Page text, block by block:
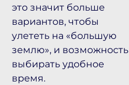
это значит больше
вариантов, чтобы
улететь на «большую
землю», и возможность
выбирать удобное
время.